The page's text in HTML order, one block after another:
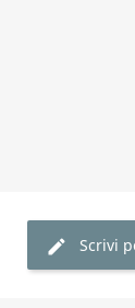
Scrivi